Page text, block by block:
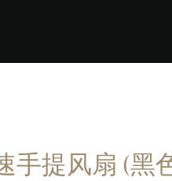
手提风扇 (黑